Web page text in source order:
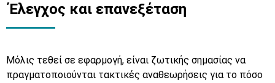
Έλεγχος και επανεξέταση
Μόλις τεθεί σε εφαρμογή, είναι ζωτικής σημασίας να
πραγματοποιούνται τακτικές αναθεωρήσεις για το πόσο